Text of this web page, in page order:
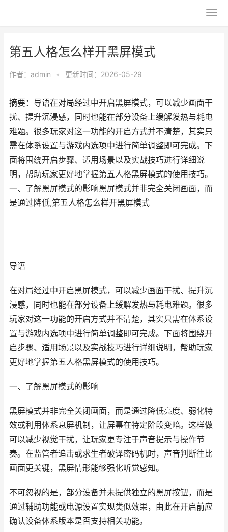
第五人格怎么样开黑屏模式
作者： admin • 更新时间：2026-05-29
摘要：导语在对局经过中开启黑屏模式，可以减少画面干
扰、提升沉浸感，同时也能在部分设备上缓解发热与耗电
难题。很多玩家对这一功能的开启方式并不清楚，其实只
需在体系设置与游戏内选项中进行简单调整即可完成。下
面将围绕开启步骤、适用场景以及实战技巧进行详细说
明，帮助玩家更好地掌握第五人格黑屏模式的使用技巧。
一、了解黑屏模式的影响黑屏模式并非完全关闭画面，而
是通过降低,第五人格怎么样开黑屏模式
导语
在对局经过中开启黑屏模式，可以减少画面干扰、提升沉
浸感，同时也能在部分设备上缓解发热与耗电难题。很多
玩家对这一功能的开启方式并不清楚，其实只需在体系设
置与游戏内选项中进行简单调整即可完成。下面将围绕开
启步骤、适用场景以及实战技巧进行详细说明，帮助玩家
更好地掌握第五人格黑屏模式的使用技巧。
一、了解黑屏模式的影响
黑屏模式并非完全关闭画面，而是通过降低亮度、弱化特
效或利用体系息屏机制，让屏幕在特定阶段变暗。这样做
可以减少视觉干扰，让玩家更专注于声音提示与操作节
奏。在监管者追击或求生者破译密码机时，声音判断往比
画面更关键，黑屏情形能够强化听觉感知。
不可忽视的是，部分设备并未提供独立的黑屏按钮，而是
通过辅助功能或电源设置实现类似效果，由此在开启前应
确认设备体系版本是否支持相关功能。